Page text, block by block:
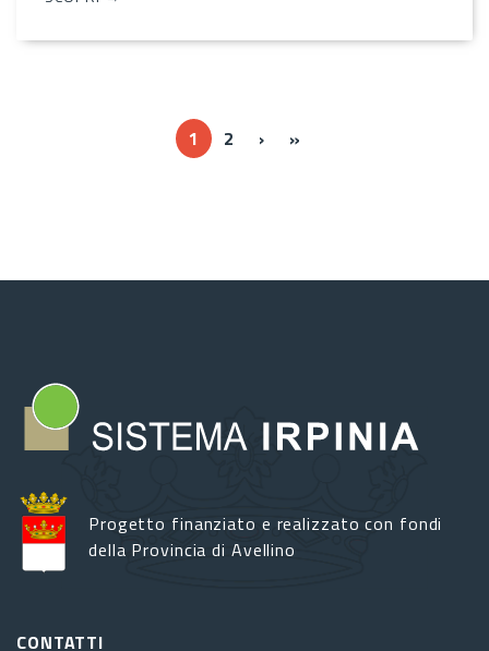
1 2 ››› »
Progetto finanziato e realizzato con fondi
della Provincia di Avellino
CONTATTI